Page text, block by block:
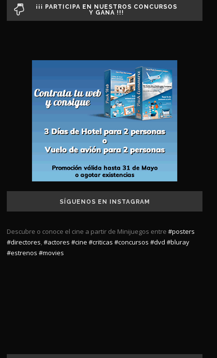
¡¡¡ PARTICIPA EN NUESTROS CONCURSOS
Y GANA !!!
SÍGUENOS EN INSTAGRAM
Descubre o conoce el cine a partir de Minijuegos entre #posters
#directores,#actores #cine #criticas #concursos #dvd #bluray
#estrenos #movies